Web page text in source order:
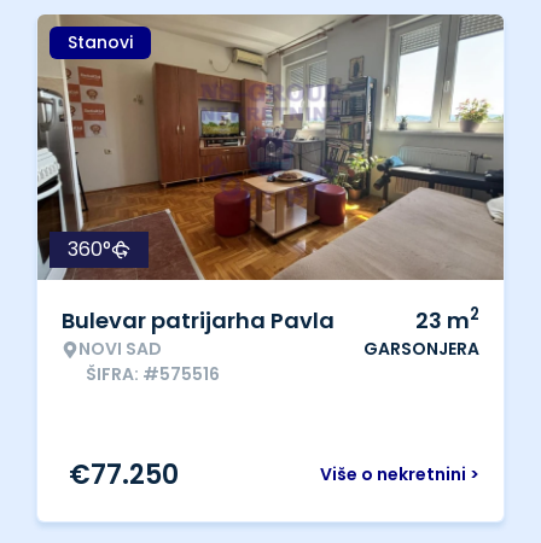
Stanovi
360°
Bulevar patrijarha Pavla
NOVI SAD
ŠIFRA: #575516
23 m2
GARSONJERA
Više o nekretnini >
€77.250